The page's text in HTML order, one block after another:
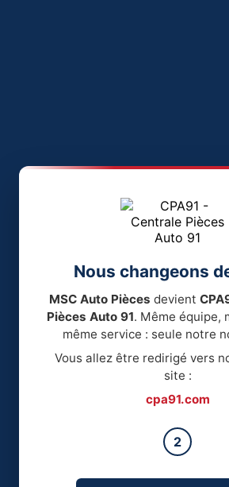
Nous changeons
MSC Auto Pièces devient
Pièces Auto 91. Même équipe,
même service : seule notre
Vous allez être redirigé vers
site :
cpa91.com
2